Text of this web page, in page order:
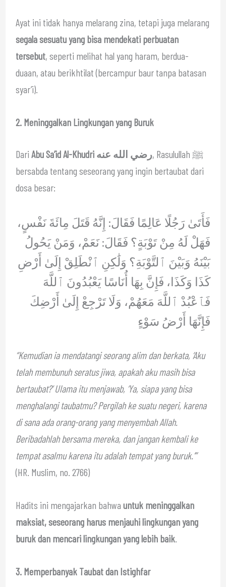
Ayat ini tidak hanya melarang zina, tetapi juga melarang
segala sesuatu yang bisa mendekati perbuatan
tersebut, seperti melihat hal yang haram, berdua-
duaan, atau berikhtilat (bercampur baur tanpa batasan
syar’i).
2. Meninggalkan Lingkungan yang Buruk
Dari Abu Sa’id Al-Khudri رضي الله عنه, Rasulullah ﷺ
bersabda tentang seseorang yang ingin bertaubat dari
dosa besar:
فَأَتَىٰ رَجُلًا عَالِمًا فَقَالَ: إِنَّهُ قَتَلَ مِائَةَ نَفْسٍ،
فَهَلْ لَهُ مِنْ تَوْبَةٍ؟ فَقَالَ: نَعَمْ، وَمَنْ يَحُولُ
بَيْنَهُ وَبَيْنَ ٱلتَّوْبَةِ؟ وَلَٰكِنِ ٱنْطَلِقْ إِلَىٰ أَرْضِ
كَذَا وَكَذَا، فَإِنَّ بِهَا أُنَاسًا يَعْبُدُونَ ٱللَّهَ
فَٱعْبُدْ ٱللَّهَ مَعَهُمْ، وَلَا تَرْجِعْ إِلَىٰ أَرْضِكَ
فَإِنَّهَا أَرْضُ سَوْءٍ
“Kemudian ia mendatangi seorang alim dan berkata, ‘Aku
telah membunuh seratus jiwa, apakah aku masih bisa
bertaubat?’ Ulama itu menjawab, ‘Ya, siapa yang bisa
menghalangi taubatmu? Pergilah ke suatu negeri, karena
di sana ada orang-orang yang menyembah Allah.
Beribadahlah bersama mereka, dan jangan kembali ke
tempat asalmu karena itu adalah tempat yang buruk.’”
(HR. Muslim, no. 2766)
Hadits ini mengajarkan bahwa untuk meninggalkan
maksiat, seseorang harus menjauhi lingkungan yang
buruk dan mencari lingkungan yang lebih baik.
3. Memperbanyak Taubat dan Istighfar